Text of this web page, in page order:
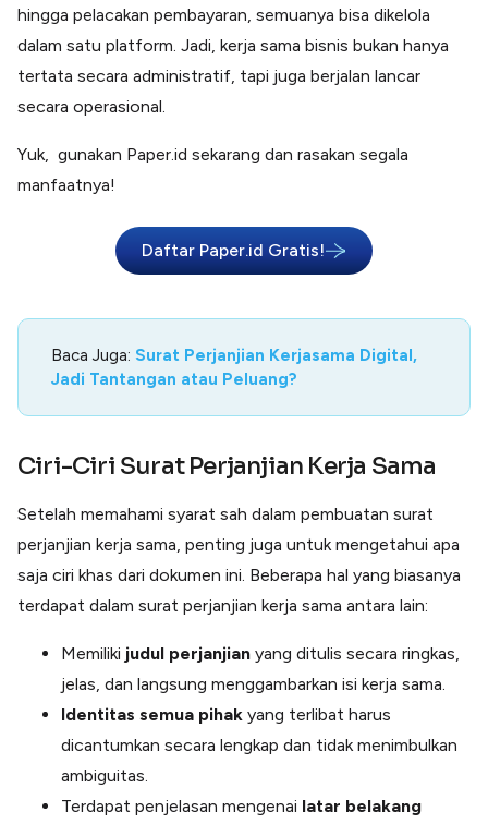
hingga pelacakan pembayaran, semuanya bisa dikelola
dalam satu platform. Jadi, kerja sama bisnis bukan hanya
tertata secara administratif, tapi juga berjalan lancar
secara operasional.
Yuk, gunakan Paper.id sekarang dan rasakan segala
manfaatnya!
Daftar Paper.id Gratis!
Baca Juga: Surat Perjanjian Kerjasama Digital,
Jadi Tantangan atau Peluang?
Ciri-Ciri Surat Perjanjian Kerja Sama
Setelah memahami syarat sah dalam pembuatan surat
perjanjian kerja sama, penting juga untuk mengetahui apa
saja ciri khas dari dokumen ini. Beberapa hal yang biasanya
terdapat dalam surat perjanjian kerja sama antara lain:
Memiliki judul perjanjian yang ditulis secara ringkas,
jelas, dan langsung menggambarkan isi kerja sama.
Identitas semua pihak yang terlibat harus
dicantumkan secara lengkap dan tidak menimbulkan
ambiguitas.
Terdapat penjelasan mengenai latar belakang